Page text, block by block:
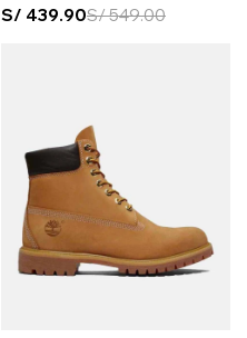
S/ 439.90S/549.00